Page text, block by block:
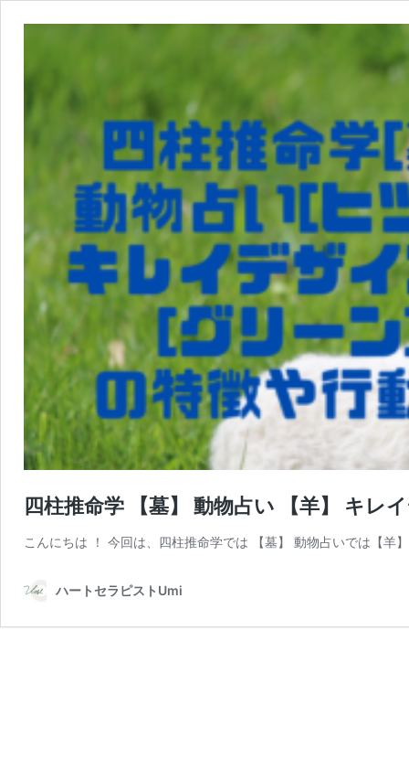
四柱推命学 【墓】 動物占い 【羊】 キレ
こんにちは ！ 今回は、四柱推命学では 【墓】 動物占いでは【
ハートセラピストUmi